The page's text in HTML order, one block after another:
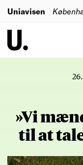
Uniavisen
»Vi
til at